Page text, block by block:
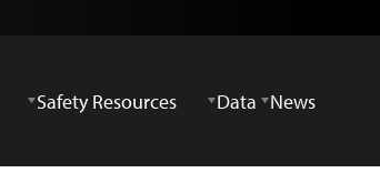
News
Data
Safety Resources